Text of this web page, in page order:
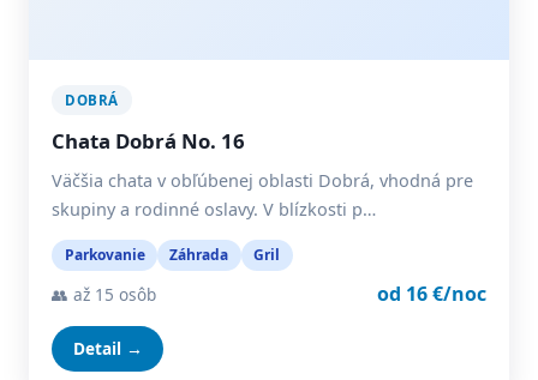
DOBRÁ
Chata Dobrá No. 16
Väčšia chata v obľúbenej oblasti Dobrá, vhodná pre
skupiny a rodinné oslavy. V blízkosti p…
Parkovanie Záhrada Gril
👥 až 15 osôb od 16 €/noc
Detail →